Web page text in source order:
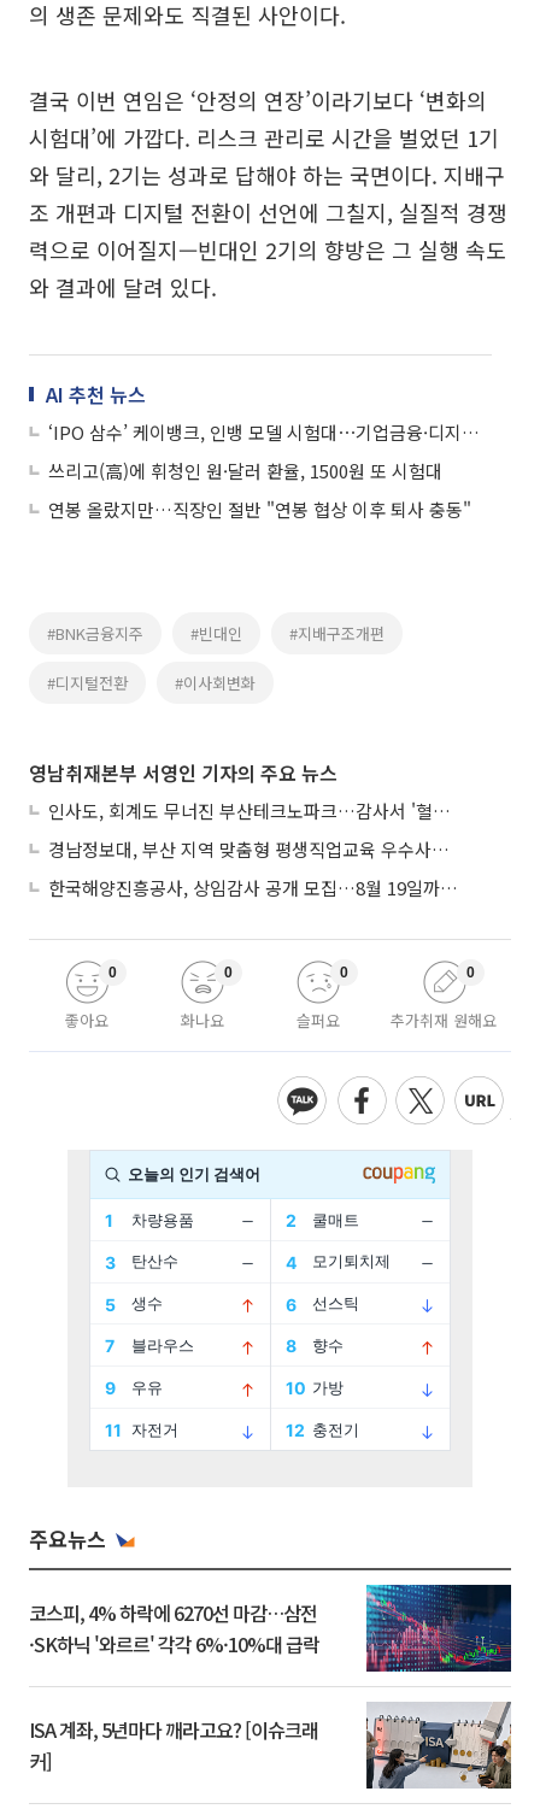
의 생존 문제와도 직결된 사안이다.
결국 이번 연임은 ‘안정의 연장’이라기보다 ‘변화의
시험대’에 가깝다. 리스크 관리로 시간을 벌었던 1기
와 달리, 2기는 성과로 답해야 하는 국면이다. 지배구
조 개편과 디지털 전환이 선언에 그칠지, 실질적 경쟁
력으로 이어질지—빈대인 2기의 향방은 그 실행 속도
와 결과에 달려 있다.
AI 추천 뉴스
‘IPO 삼수’ 케이뱅크, 인뱅 모델 시험대⋯기업금융·디지털자산 승부수
쓰리고(高)에 휘청인 원·달러 환율, 1500원 또 시험대
연봉 올랐지만…직장인 절반 "연봉 협상 이후 퇴사 충동"
#BNK금융지주 #빈대인 #지배구조개편
#디지털전환 #이사회변화
영남취재본부 서영인 기자의 주요 뉴스
인사도, 회계도 무너진 부산테크노파크…감사서 '혈세 유용·인사 뒤집기' 적발
경남정보대, 부산 지역 맞춤형 평생직업교육 우수사례로 혁신 주도
한국해양진흥공사, 상임감사 공개 모집…8월 19일까지 접수
좋아요
0
화나요
0
슬퍼요
0
추가취재 원해요
0
주요뉴스
코스피, 4% 하락에 6270선 마감…삼전
·SK하닉 '와르르' 각각 6%·10%대 급락
ISA 계좌, 5년마다 깨라고요? [이슈크래
커]